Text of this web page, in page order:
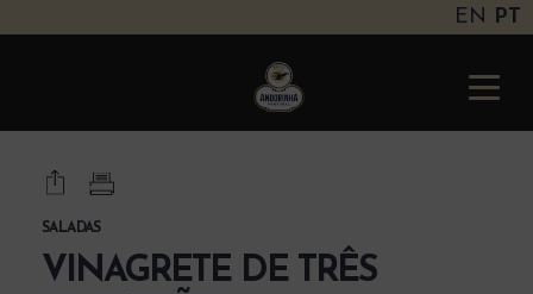
EN PT
Andorinha
Portugal
SALADAS
VINAGRETE DE TRÊS